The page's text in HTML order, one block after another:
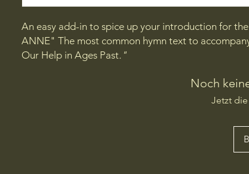
An easy add-in to spice up your introduction for
ANNE" The most common hymn text to
Our Help in Ages Past."
Noch
Jetzt